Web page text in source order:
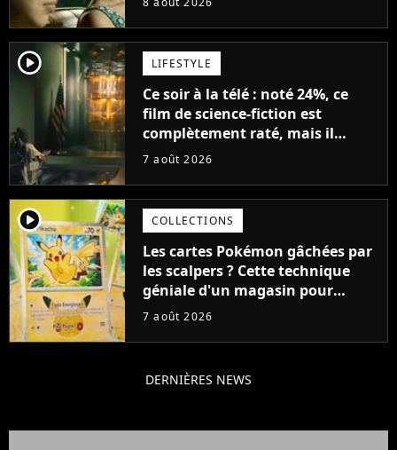
player2 LIFESTYLE
Ce soir à la télé : noté 24%, ce
film de science-fiction est
complètement raté, mais il
aurait pu être encore pire à
7 août 2026
player2 COLLECTIONS
Les cartes Pokémon gâchées par
les scalpers ? Cette technique
géniale d'un magasin pour
ruiner les revendeurs
7 août 2026
DERNIÈRES NEWS